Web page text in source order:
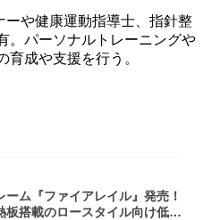
や健康運動指導士、指針整
。パーソナルトレーニングや
成や支援を行う。
ーム『ファイアレイル』発売！
板搭載のロースタイル向け低型